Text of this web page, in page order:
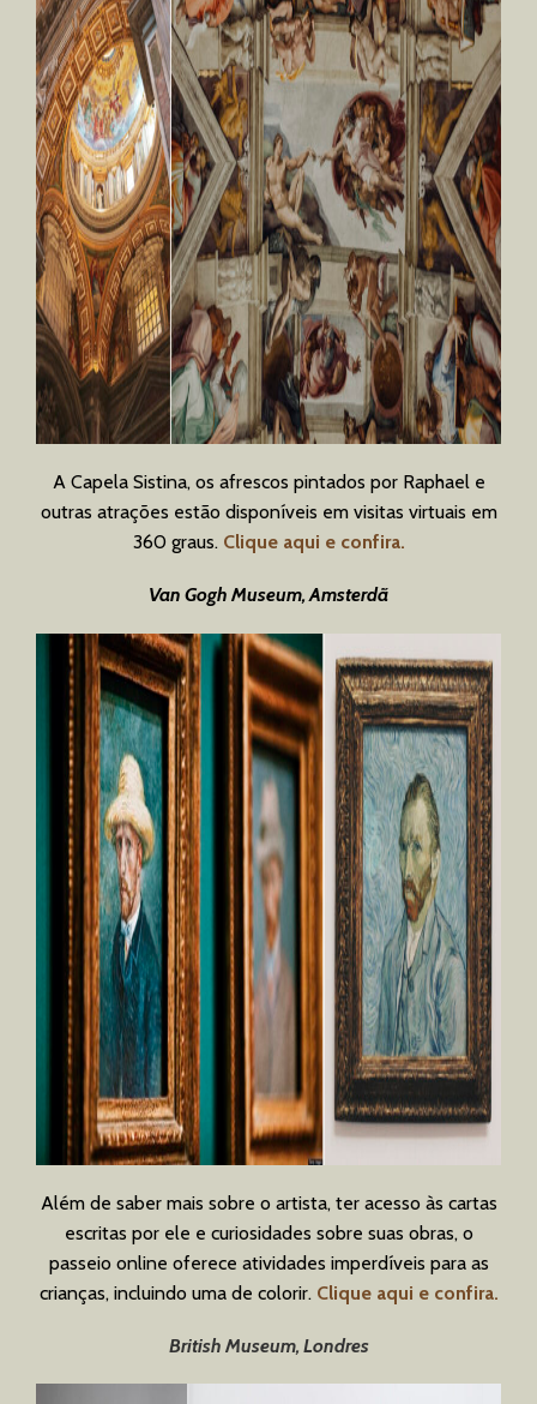
A Capela Sistina, os afrescos pintados por Raphael e
outras atrações estão disponíveis em visitas virtuais em
360 graus. Clique aqui e confira.
Van Gogh Museum, Amsterdã
Além de saber mais sobre o artista, ter acesso às cartas
escritas por ele e curiosidades sobre suas obras, o
passeio online oferece atividades imperdíveis para as
crianças, incluindo uma de colorir. Clique aqui e confira.
British Museum, Londres